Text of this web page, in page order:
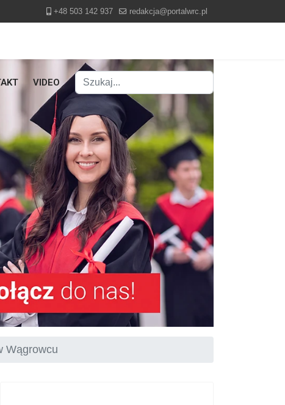
+48 503 142 937 redakcja@portalwrc.pl
VIDEO
Szukaj
Type 2 or more characters for results.
Wągrowcu